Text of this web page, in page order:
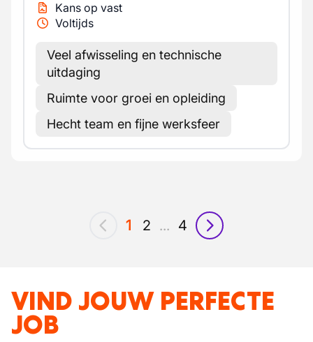
Kans op vast
Voltijds
Veel afwisseling en technische
uitdaging
Ruimte voor groei en opleiding
Hecht team en fijne werksfeer
vorig
1 2 ... 4
volgende
VIND JOUW PERFECTE
JOB